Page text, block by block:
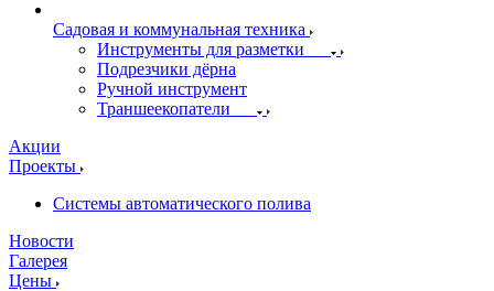
Садовая и коммунальная техника
Инструменты для разметки
Подрезчики дёрна
Ручной инструмент
Траншеекопатели
Акции
Проекты
Системы автоматического полива
Новости
Галерея
Цены